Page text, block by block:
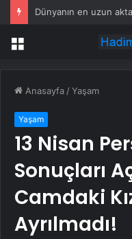
Menü
Anasayfa /Yaşam
Yaşam
13 Nisan
Sonuçları
Camdaki
Ayrılmadı!